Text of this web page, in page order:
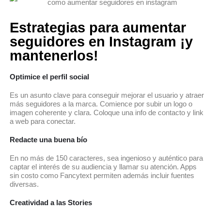
Estrategias para aumentar
seguidores en Instagram ¡y
mantenerlos!
Optimice el perfil social
Es un asunto clave para conseguir mejorar el usuario y atraer
más seguidores a la marca. Comience por subir un logo o
imagen coherente y clara. Coloque una info de contacto y link
a web para conectar.
Redacte una buena bío
En no más de 150 caracteres, sea ingenioso y auténtico para
captar el interés de su audiencia y llamar su atención. Apps
sin costo como Fancytext permiten además incluir fuentes
diversas.
Creatividad a las Stories